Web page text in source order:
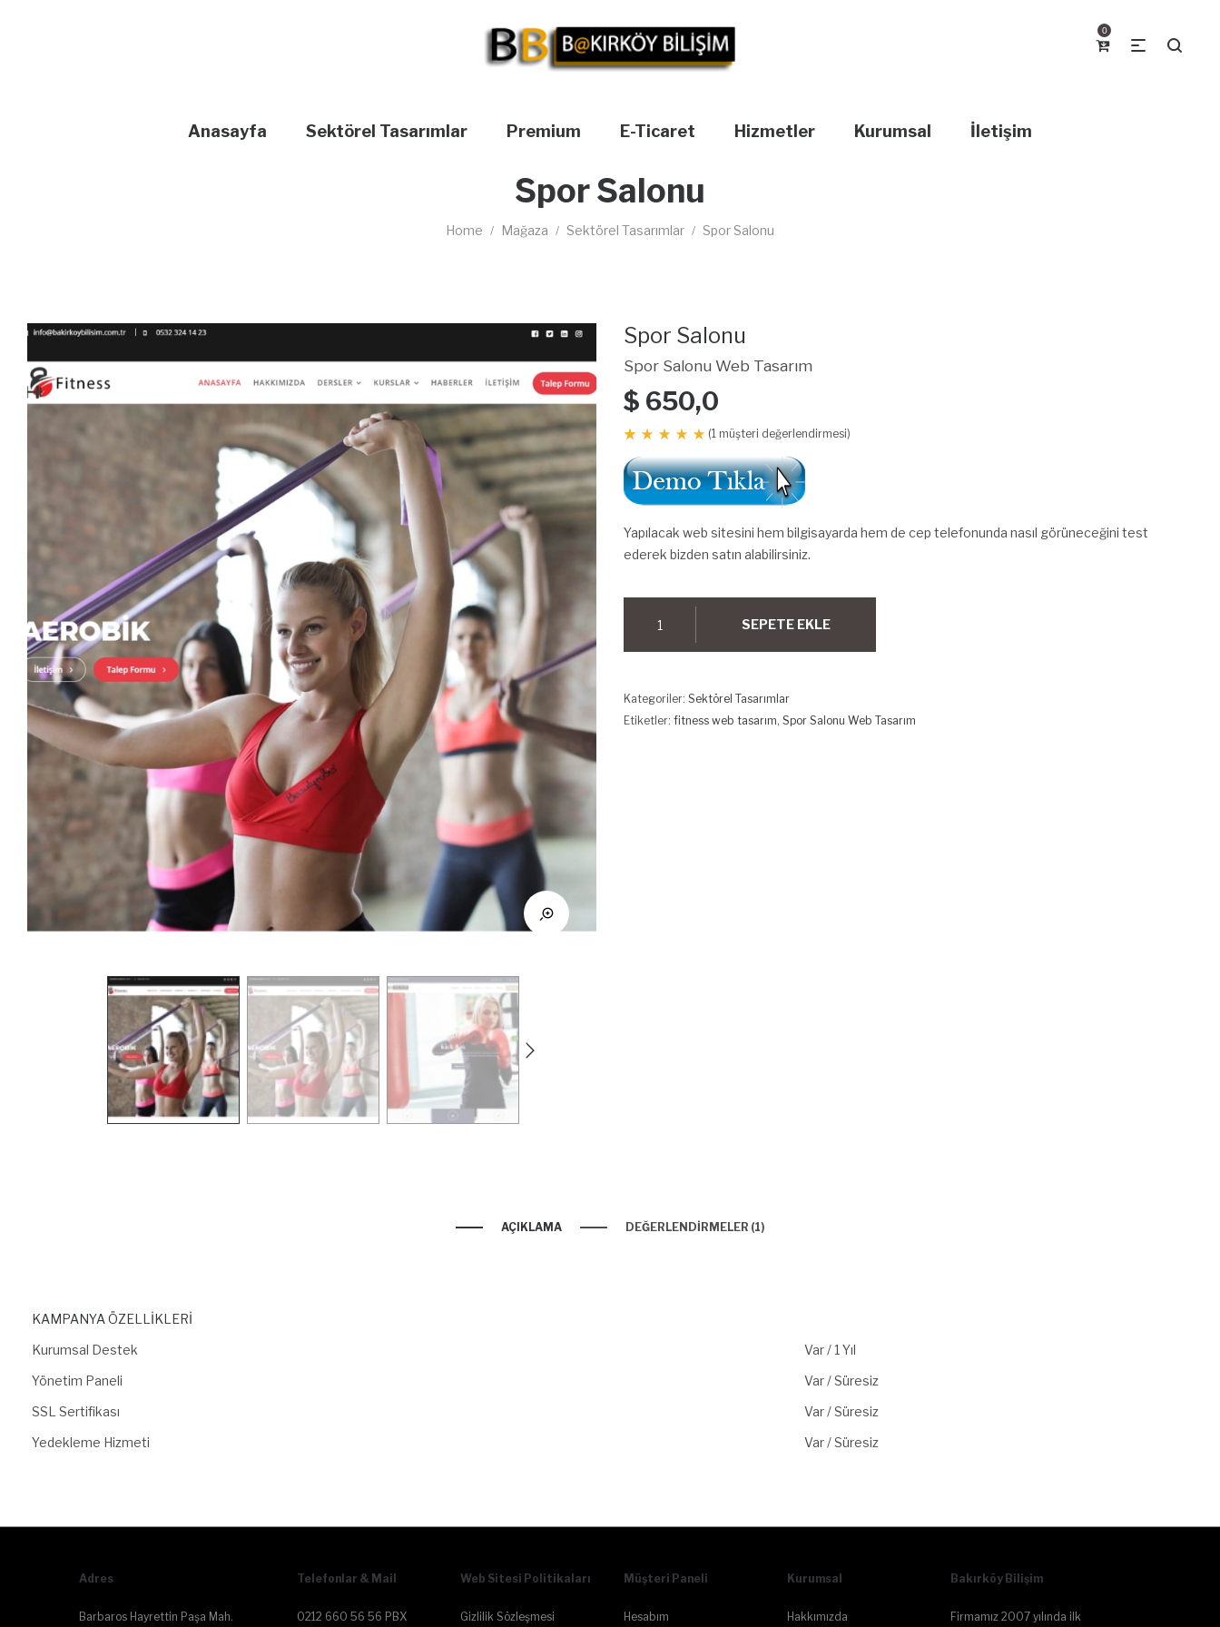
0
Anasayfa Sektörel Tasarımlar Premium E-Ticaret Hizmetler Kurumsal İletişim
Spor Salonu
Home / Mağaza / Sektörel Tasarımlar / Spor Salonu
Spor Salonu
Spor Salonu Web Tasarım
$ 650,0
puanına
dayanarak
5
üzerinden
aldı
(1 müşteri değerlendirmesi)
Yapılacak web sitesini hem bilgisayarda hem de cep telefonunda nasıl görüneceğini test
ederek bizden satın alabilirsiniz.
Salonu
adet
SEPETE EKLE
Kategoriler: Sektörel Tasarımlar
Etiketler: fitness web tasarım, Spor Salonu Web Tasarım
AÇIKLAMA DEĞERLENDIRMELER (1)
KAMPANYA ÖZELLİKLERİ
Kurumsal Destek
Var / 1 Yıl
Yönetim Paneli
Var / Süresiz
SSL Sertifikası
Var / Süresiz
Yedekleme Hizmeti
Var / Süresiz
Adres
Barbaros Hayrettin Paşa Mah.
Telefonlar & Mail
0212 660 56 56 PBX
Web Sitesi Politikaları
Gizlilik Sözleşmesi
Müşteri Paneli
Hesabım
Kurumsal
Hakkımızda
Bakırköy Bilişim
Firmamız 2007 yılında ilk